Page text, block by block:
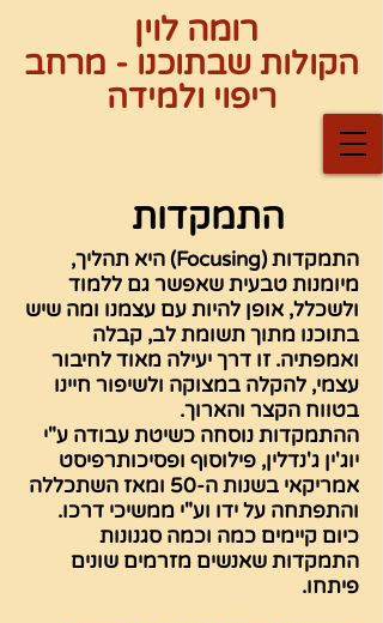
רומה לוין
הקולות שבתוכנו - מרחב
ריפוי ולמידה
התמקדות
התמקדות (Focusing) היא תהליך,
מיומנות טבעית שאפשר גם ללמוד
ולשכלל, אופן להיות עם עצמנו ומה שיש
בתוכנו מתוך תשומת לב, קבלה
ואמפתיה. זו דרך יעילה מאוד לחיבור
עצמי, להקלה במצוקה ולשיפור חיינו
בטווח הקצר והארוך.
ההתמקדות נוסחה כשיטת עבודה ע"י
יוג'ין ג'נדלין, פילוסוף ופסיכותרפיסט
אמריקאי בשנות ה-50 ומאז השתכללה
והתפתחה על ידו וע"י ממשיכי דרכו.
כיום קיימים כמה וכמה סגנונות
התמקדות שאנשים מזרמים שונים
פיתחו.